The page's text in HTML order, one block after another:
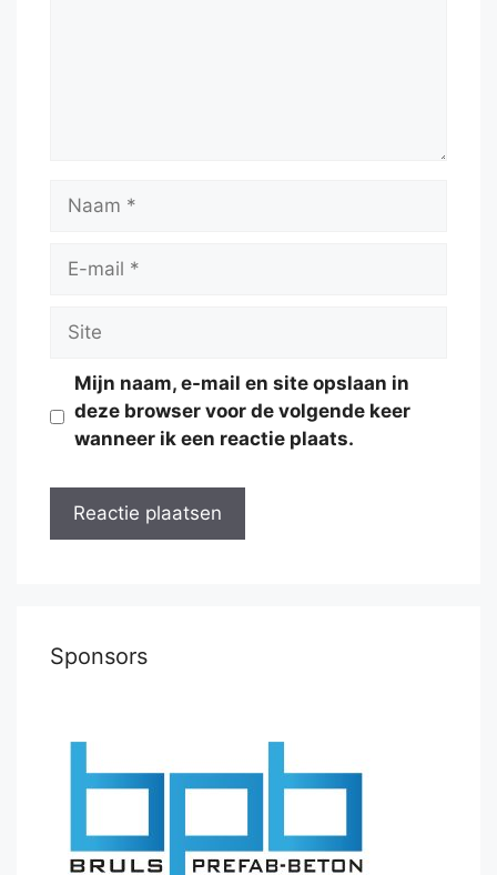
Naam
Site
Mijn naam, e-mail en site opslaan in
deze browser voor de volgende keer
wanneer ik een reactie plaats.
Sponsors